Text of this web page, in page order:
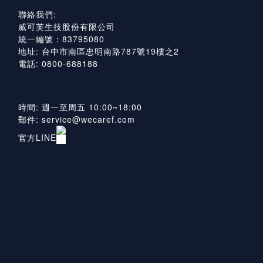
聯絡我們:
威可芙生技股份有限公司
統一編號：83795080
地址: 台中市南區忠明南路787號19樓之2
電話: 0800-688188
時間: 週一至周五 10:00~18:00
郵件: service@wecaref.com
官方LINE